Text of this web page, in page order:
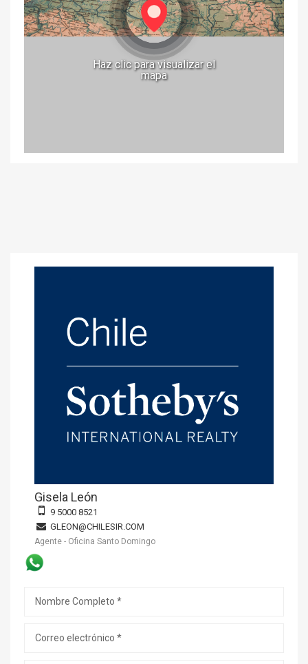
Haz clic para visualizar el
mapa
Gisela León
9 5000 8521
GLEON@CHILESIR.COM
Agente - Oficina Santo Domingo